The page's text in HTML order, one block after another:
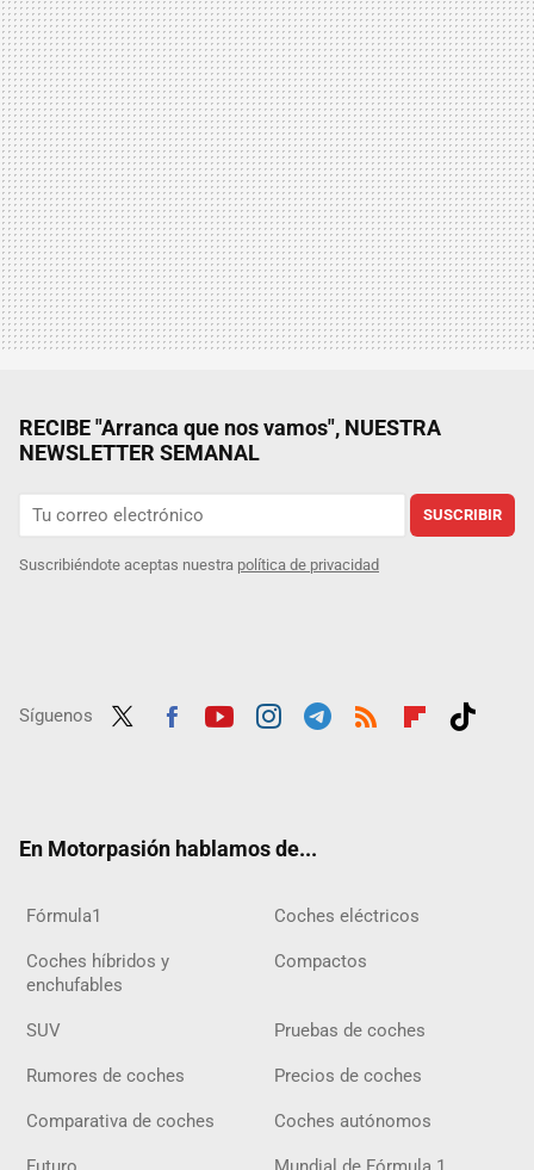
RECIBE "Arranca que nos vamos", NUESTRA
NEWSLETTER SEMANAL
SUSCRIBIR
Suscribiéndote aceptas nuestra política de privacidad
Síguenos
En Motorpasión hablamos de...
Fórmula1 Coches eléctricos
Coches híbridos y
enchufables
Compactos
SUV Pruebas de coches
Rumores de coches Precios de coches
Comparativa de coches Coches autónomos